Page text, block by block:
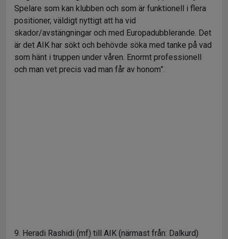
Spelare som kan klubben och som är funktionell i flera
positioner, väldigt nyttigt att ha vid
skador/avstängningar och med Europadubblerande. Det
är det AIK har sökt och behövde söka med tanke på vad
som hänt i truppen under våren. Enormt professionell
och man vet precis vad man får av honom”.
9. Heradi Rashidi (mf) till AIK (närmast från: Dalkurd)